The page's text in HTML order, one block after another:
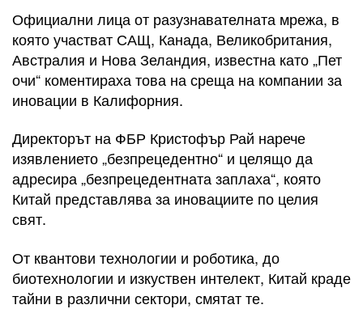
Официални лица от разузнавателната мрежа, в
която участват САЩ, Канада, Великобритания,
Австралия и Нова Зеландия, известна като „Пет
очи“ коментираха това на среща на компании за
иновации в Калифорния.
Директорът на ФБР Кристофър Рай нарече
изявлението „безпрецедентно“ и целящо да
адресира „безпрецедентната заплаха“, която
Китай представлява за иновациите по целия
свят.
От квантови технологии и роботика, до
биотехнологии и изкуствен интелект, Китай краде
тайни в различни сектори, смятат те.